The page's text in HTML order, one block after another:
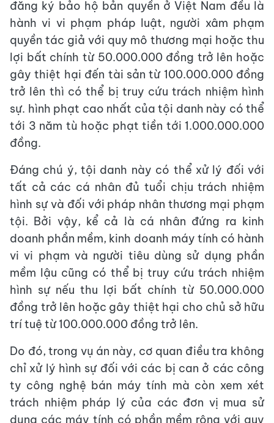
đăng ký bảo hộ bản quyền ở Việt Nam đều là
hành vi vi phạm pháp luật, người xâm phạm
quyền tác giả với quy mô thương mại hoặc thu
lợi bất chính từ 50.000.000 đồng trở lên hoặc
gây thiệt hại đến tài sản từ 100.000.000 đồng
trở lên thì có thể bị truy cứu trách nhiệm hình
sự. hình phạt cao nhất của tội danh này có thể
tới 3 năm tù hoặc phạt tiền tới 1.000.000.000
đồng.
Đáng chú ý, tội danh này có thể xử lý đối với
tất cả các cá nhân đủ tuổi chịu trách nhiệm
hình sự và đối với pháp nhân thương mại phạm
tội. Bởi vậy, kể cả là cá nhân đứng ra kinh
doanh phần mềm, kinh doanh máy tính có hành
vi vi phạm và người tiêu dùng sử dụng phần
mềm lậu cũng có thể bị truy cứu trách nhiệm
hình sự nếu thu lợi bất chính từ 50.000.000
đồng trở lên hoặc gây thiệt hại cho chủ sở hữu
trí tuệ từ 100.000.000 đồng trở lên.
Do đó, trong vụ án này, cơ quan điều tra không
chỉ xử lý hình sự đối với các bị can ở các công
ty công nghệ bán máy tính mà còn xem xét
trách nhiệm pháp lý của các đơn vị mua sử
dụng các máy tính có phần mềm rộng với quy